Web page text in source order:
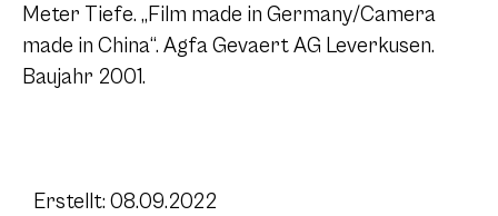
Meter Tiefe. „Film made in Germany/Camera
made in China“. Agfa Gevaert AG Leverkusen.
Baujahr 2001.
Erstellt: 08.09.2022